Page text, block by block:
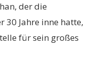
der die
Jahre inne hatte,
für sein großes